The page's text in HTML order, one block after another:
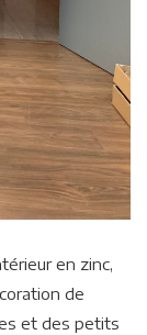
en zinc,
de
et des petits